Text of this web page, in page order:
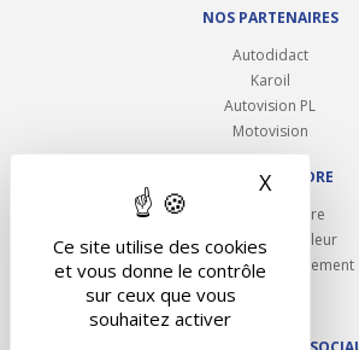
Ce site utilise des cookies
et vous donne le contrôle
sur ceux que vous
souhaitez activer
X
NOS PARTENAIRES
Autodidact
Karoil
Autovision PL
Motovision
NOUS REJOINDRE
Ouvrir un centre
Devenez contrôleur
Carrières et recrutement